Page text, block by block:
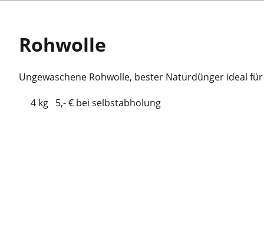
Rohwolle
Ungewaschene Rohwolle, bester Naturdünger ideal
4 kg 5,- € bei selbstabholung